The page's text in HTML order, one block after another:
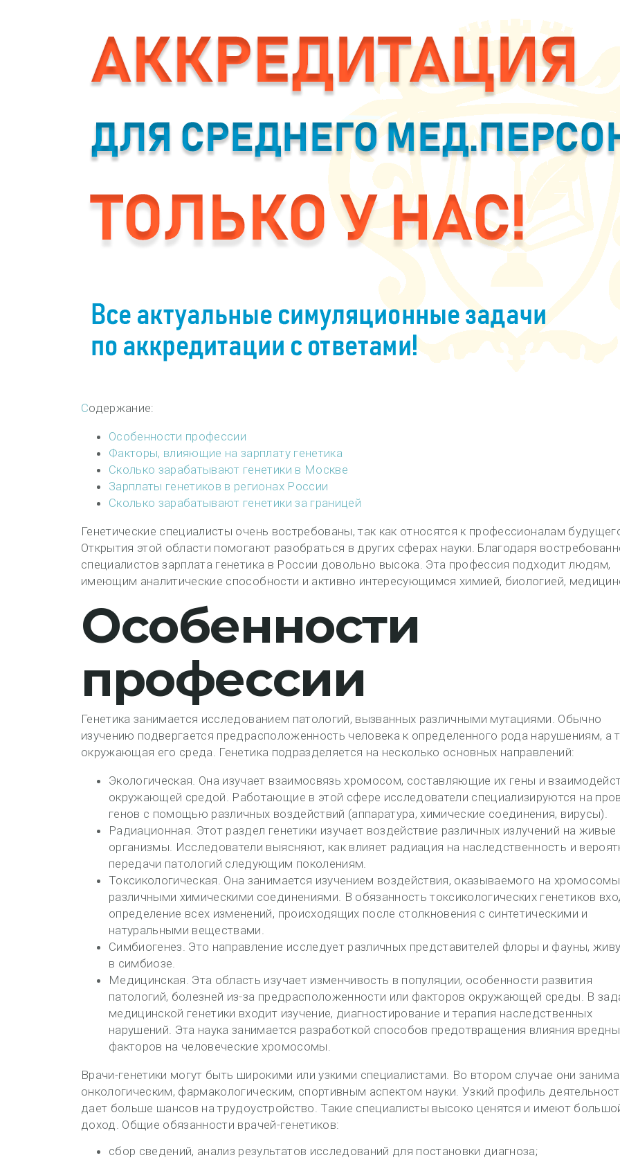
Содержание:
Особенности профессии
Факторы, влияющие на зарплату генетика
Сколько зарабатывают генетики в Москве
Зарплаты генетиков в регионах России
Сколько зарабатывают генетики за границей
Генетические специалисты очень востребованы, так как относятся к профессионалам
Открытия этой области помогают разобраться в других сферах науки. Благодаря
специалистов зарплата генетика в России довольно высока. Эта профессия подходит людям,
имеющим аналитические способности и активно интересующимся химией, биологией,
Особенности
профессии
Генетика занимается исследованием патологий, вызванных различными мутациями. Обычно
изучению подвергается предрасположенность человека к определенного рода нарушениям, а
окружающая его среда. Генетика подразделяется на несколько основных направлений:
Экологическая. Она изучает взаимосвязь хромосом, составляющие их гены и
окружающей средой. Работающие в этой сфере исследователи специализируются на
генов с помощью различных воздействий (аппаратура, химические соединения, вирусы).
Радиационная. Этот раздел генетики изучает воздействие различных излучений на живые
организмы. Исследователи выясняют, как влияет радиация на наследственность и
передачи патологий следующим поколениям.
Токсикологическая. Она занимается изучением воздействия, оказываемого на хромосомы
различными химическими соединениями. В обязанность токсикологических генетиков
определение всех изменений, происходящих после столкновения с синтетическими и
натуральными веществами.
Симбиогенез. Это направление исследует различных представителей флоры и фауны,
в симбиозе.
Медицинская. Эта область изучает изменчивость в популяции, особенности развития
патологий, болезней из-за предрасположенности или факторов окружающей среды. В
медицинской генетики входит изучение, диагностирование и терапия наследственных
нарушений. Эта наука занимается разработкой способов предотвращения влияния
факторов на человеческие хромосомы.
Врачи-генетики могут быть широкими или узкими специалистами. Во втором случае они
онкологическим, фармакологическим, спортивным аспектом науки. Узкий профиль
дает больше шансов на трудоустройство. Такие специалисты высоко ценятся и имеют
доход. Общие обязанности врачей-генетиков:
сбор сведений, анализ результатов исследований для постановки диагноза;